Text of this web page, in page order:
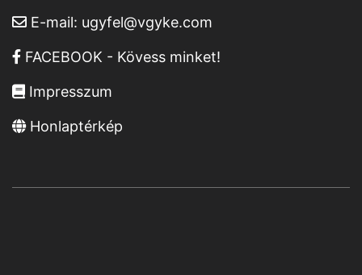
E-mail: ugyfel@vgyke.com
FACEBOOK - Kövess minket!
Impresszum
Honlaptérkép